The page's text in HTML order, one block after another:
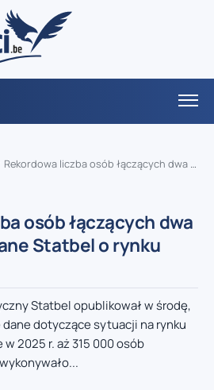
Rekordowa liczba osób łączących dwa etaty – nowe dane Statbel o rynku pracy w Belgii
osób łączących dwa
Statbel o rynku
Statbel opublikował w środę,
dane dotyczące sytuacji na rynku
2025 r. aż 315 000 osób